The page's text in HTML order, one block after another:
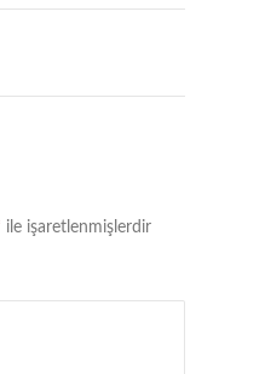
ile işaretlenmişlerdir